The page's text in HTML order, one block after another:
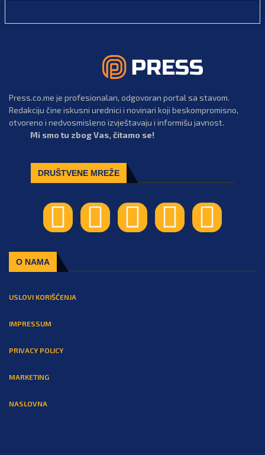
Press.co.me je profesionalan, odgovoran portal sa stavom.
Redakciju čine iskusni urednici i novinari koji beskompromisno,
otvoreno i nedvosmisleno izvještavaju i informišu javnost.
Mi smo tu zbog Vas, čitamo se!
DRUŠTVENE MREŽE
O NAMA
USLOVI KORIŠĆENJA
IMPRESSUM
PRIVACY POLICY
MARKETING
NASLOVNA